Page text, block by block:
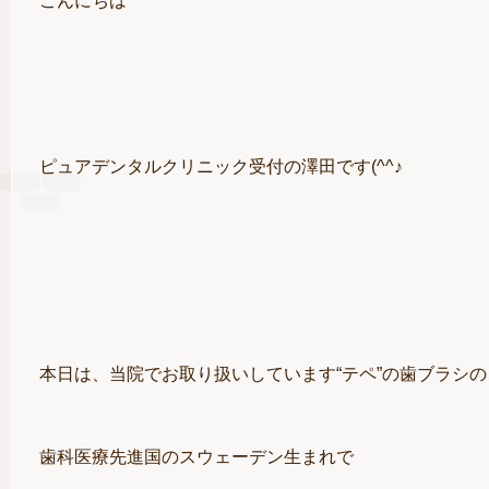
ピュアデンタルクリニック受付の澤田です(^^♪
本日は、当院でお取り扱いしています“テペ”の歯ブラシの
歯科医療先進国のスウェーデン生まれで